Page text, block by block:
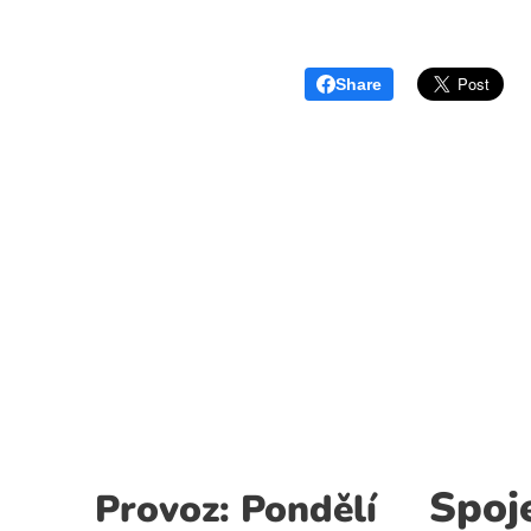
Share
Provoz: Pondělí